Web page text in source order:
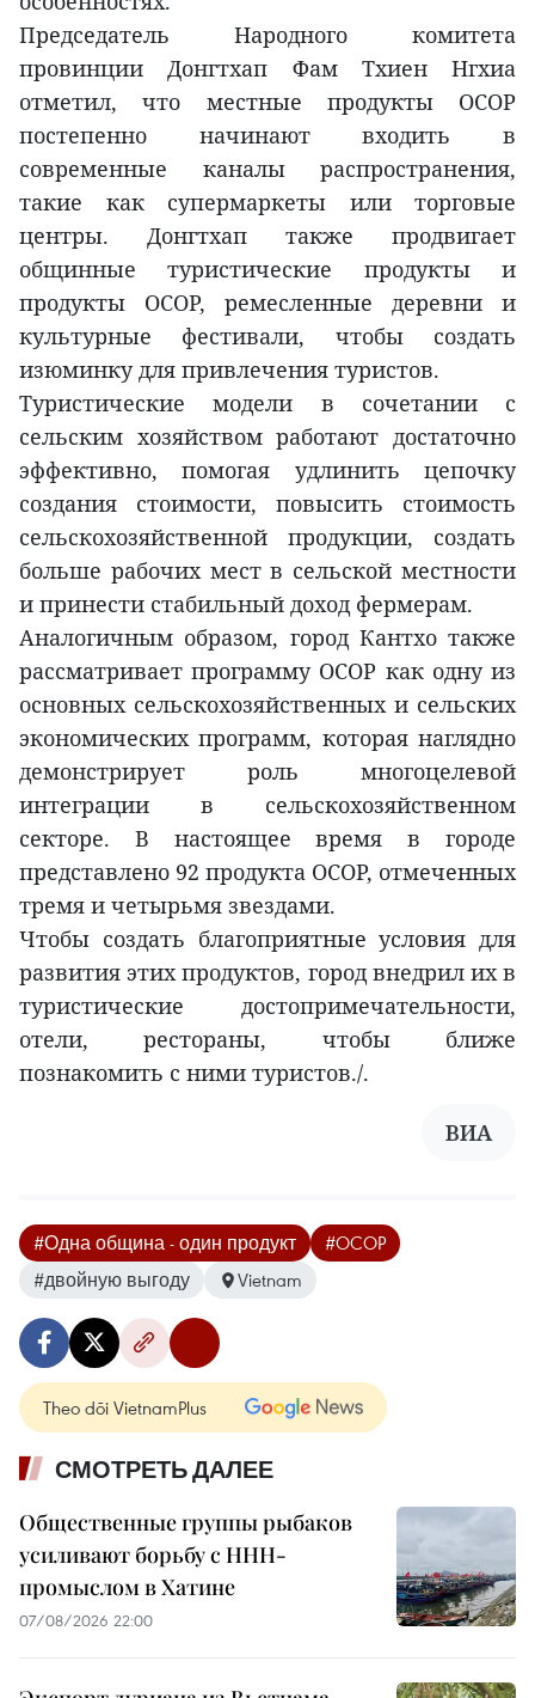
Председатель Народного комитета
провинции Донгтхап Фам Тхиен Нгхиа
отметил, что местные продукты OCOP
постепенно начинают входить в
современные каналы распространения,
такие как супермаркеты или торговые
центры. Донгтхап также продвигает
общинные туристические продукты и
продукты OCOP, ремесленные деревни и
культурные фестивали, чтобы создать
изюминку для привлечения туристов.
Туристические модели в сочетании с
сельским хозяйством работают достаточно
эффективно, помогая удлинить цепочку
создания стоимости, повысить стоимость
сельскохозяйственной продукции, создать
больше рабочих мест в сельской местности
и принести стабильный доход фермерам.
Аналогичным образом, город Кантхо также
рассматривает программу OCOP как одну из
основных сельскохозяйственных и сельских
экономических программ, которая наглядно
демонстрирует роль многоцелевой
интеграции в сельскохозяйственном
секторе. В настоящее время в городе
представлено 92 продукта OCOP, отмеченных
тремя и четырьмя звездами.
Чтобы создать благоприятные условия для
развития этих продуктов, город внедрил их в
туристические достопримечательности,
отели, рестораны, чтобы ближе
познакомить с ними туристов./.
ВИА
#Одна община - один продукт
#OCOP
#двойную выгоду
Vietnam
Theo dõi VietnamPlus
СМОТРЕТЬ ДАЛЕЕ
Общественные группы рыбаков
усиливают борьбу с ННН-
промыслом в Хатине
07/08/2026 22:00